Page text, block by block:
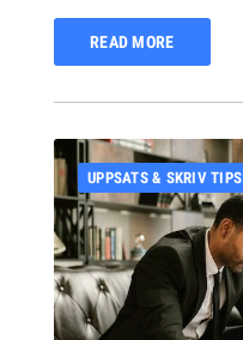
READ MORE
UPPSATS & SKRIV TIPS